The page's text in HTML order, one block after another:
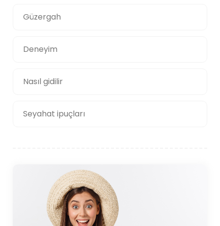
Güzergah
Deneyim
Nasıl gidilir
Seyahat ipuçları